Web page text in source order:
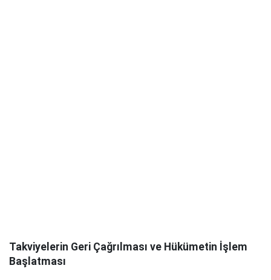
Takviyelerin Geri Çağrılması ve Hükümetin İşlem
Başlatması